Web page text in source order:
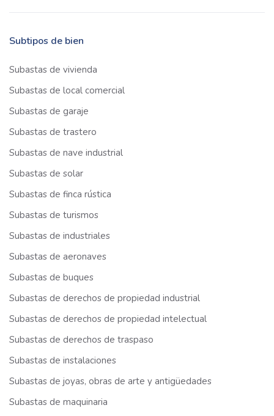
Subtipos de bien
Subastas de vivienda
Subastas de local comercial
Subastas de garaje
Subastas de trastero
Subastas de nave industrial
Subastas de solar
Subastas de finca rústica
Subastas de turismos
Subastas de industriales
Subastas de aeronaves
Subastas de buques
Subastas de derechos de propiedad industrial
Subastas de derechos de propiedad intelectual
Subastas de derechos de traspaso
Subastas de instalaciones
Subastas de joyas, obras de arte y antigüedades
Subastas de maquinaria